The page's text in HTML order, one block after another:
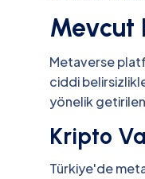
Mevcut
Metaverse
ciddi
yönelik
Kripto
Türkiye'de